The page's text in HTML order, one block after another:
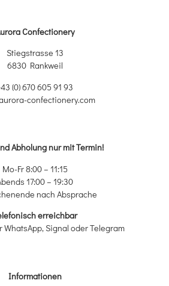
Confectionery
Stiegstrasse 13
6830 Rankweil
(0) 670 605 91 93
confectionery.com
Abholung nur mit Termin!
Mo-Fr 8:00 – 11:15
17:00 – 19:30
nach Absprache
erreichbar
WhatsApp, Signal oder Telegram
Informationen